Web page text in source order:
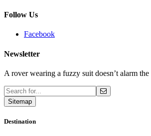
Follow Us
Facebook
Newsletter
A rover wearing a fuzzy suit doesn’t alarm
Sitemap
Destination